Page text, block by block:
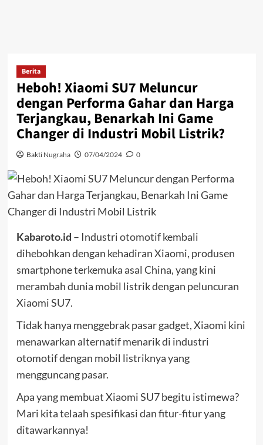
Berita
Heboh! Xiaomi SU7 Meluncur
dengan Performa Gahar dan Harga
Terjangkau, Benarkah Ini Game
Changer di Industri Mobil Listrik?
Bakti Nugraha 07/04/2024 0
Kabaroto.id – Industriotomotifkembali
dihebohkan dengan kehadiran Xiaomi, produsen
smartphone terkemuka asal China, yang kini
merambah dunia mobil listrik dengan peluncuran
Xiaomi SU7.
Tidak hanya menggebrak pasar gadget, Xiaomi kini
menawarkan alternatif menarik di industri
otomotif dengan mobil listriknya yang
mengguncang pasar.
Apa yang membuat Xiaomi SU7 begitu istimewa?
Mari kita telaah spesifikasi dan fitur-fitur yang
ditawarkannya!